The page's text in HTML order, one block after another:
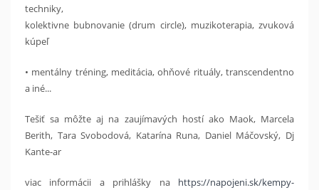
techniky,
kolektivne bubnovanie (drum circle), muzikoterapia, zvuková
kúpeľ
• mentálny tréning, meditácia, ohňové rituály, transcendentno
a iné...
Tešiť sa môžte aj na zaujímavých hostí ako Maok, Marcela
Berith, Tara Svobodová, Katarína Runa, Daniel Máčovský, Dj
Kante-ar
viac informácii a prihlášky na https://napojeni.sk/kempy-